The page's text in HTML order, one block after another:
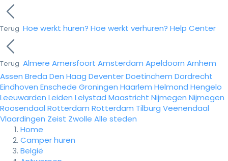
Terug Hoe werkt huren? Hoe werkt verhuren? Help Center
Terug Almere Amersfoort Amsterdam Apeldoorn Arnhem
Assen Breda Den Haag DeventerDoetinchem Dordrecht
Eindhoven Enschede Groningen Haarlem Helmond Hengelo
Leeuwarden Leiden Lelystad Maastricht Nijmegen Nijmegen
Roosendaal Rotterdam Rotterdam Tilburg Veenendaal
Vlaardingen Zeist Zwolle Alle steden
Home
Camper huren
België